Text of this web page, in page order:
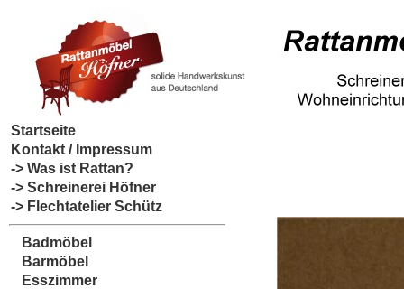
Startseite
Kontakt / Impressum
-> Was ist Rattan?
-> Schreinerei Höfner
-> Flechtatelier Schütz
Badmöbel
Barmöbel
Esszimmer